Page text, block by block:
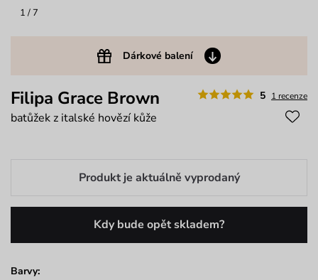
1 / 7
Dárkové balení
5 1 recenze
Filipa Grace Brown
batůžek z italské hovězí kůže
Produkt je aktuálně vyprodaný
Kdy bude opět skladem?
Barvy: